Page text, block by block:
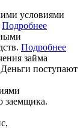
условиями
Подробнее
Подробнее
займа
поступают
заемщика.